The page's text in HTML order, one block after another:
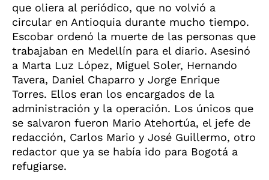
que oliera al periódico, que no volvió a
circular en Antioquia durante mucho tiempo.
Escobar ordenó la muerte de las personas que
trabajaban en Medellín para el diario. Asesinó
a Marta Luz López, Miguel Soler, Hernando
Tavera, Daniel Chaparro y Jorge Enrique
Torres. Ellos eran los encargados de la
administración y la operación. Los únicos que
se salvaron fueron Mario Atehortúa, el jefe de
redacción, Carlos Mario y José Guillermo, otro
redactor que ya se había ido para Bogotá a
refugiarse.